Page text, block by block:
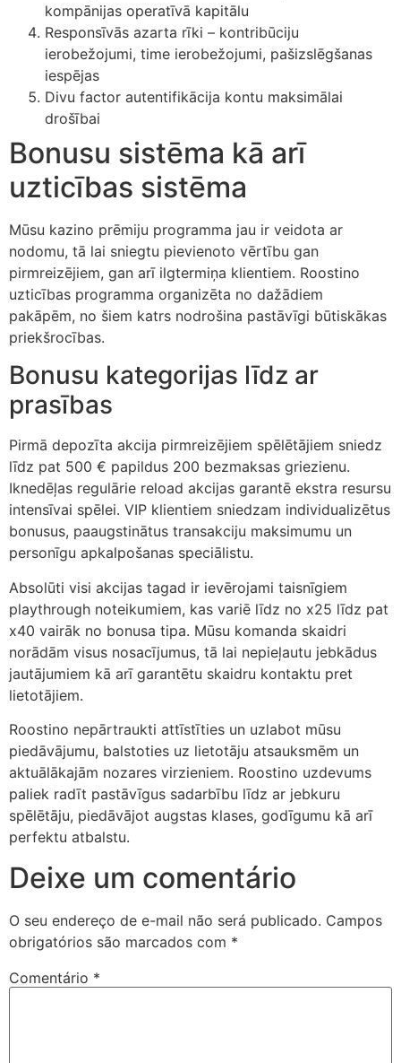
Panel
Panel
panel
panel
panel
giriş
giriş
giriş
giriş
giriş
Panel
kompānijas operatīvā kapitālu
Responsīvās azarta rīki – kontribūciju
ierobežojumi, time ierobežojumi, pašizslēgšanas
iespējas
Divu factor autentifikācija kontu maksimālai
drošībai
Bonusu sistēma kā arī
uzticības sistēma
Mūsu kazino prēmiju programma jau ir veidota ar
nodomu, tā lai sniegtu pievienoto vērtību gan
pirmreizējiem, gan arī ilgtermiņa klientiem. Roostino
uzticības programma organizēta no dažādiem
pakāpēm, no šiem katrs nodrošina pastāvīgi būtiskākas
priekšrocības.
Bonusu kategorijas līdz ar
prasības
Pirmā depozīta akcija pirmreizējiem spēlētājiem sniedz
līdz pat 500 € papildus 200 bezmaksas griezienu.
Iknedēļas regulārie reload akcijas garantē ekstra resursu
intensīvai spēlei. VIP klientiem sniedzam individualizētus
bonusus, paaugstinātus transakciju maksimumu un
personīgu apkalpošanas speciālistu.
Absolūti visi akcijas tagad ir ievērojami taisnīgiem
playthrough noteikumiem, kas variē līdz no x25 līdz pat
x40 vairāk no bonusa tipa. Mūsu komanda skaidri
norādām visus nosacījumus, tā lai nepieļautu jebkādus
jautājumiem kā arī garantētu skaidru kontaktu pret
lietotājiem.
Roostino nepārtraukti attīstīties un uzlabot mūsu
piedāvājumu, balstoties uz lietotāju atsauksmēm un
aktuālākajām nozares virzieniem. Roostino uzdevums
paliek radīt pastāvīgus sadarbību līdz ar jebkuru
spēlētāju, piedāvājot augstas klases, godīgumu kā arī
perfektu atbalstu.
Deixe um comentário
O seu endereço de e-mail não será publicado. Campos
obrigatórios são marcados com *
Comentário *